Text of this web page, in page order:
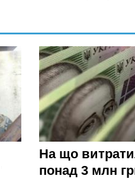
На що
понад 3 млн